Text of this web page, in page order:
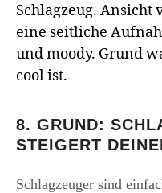
8. GRUND:
STEIGERT
Schlagzeuger sind